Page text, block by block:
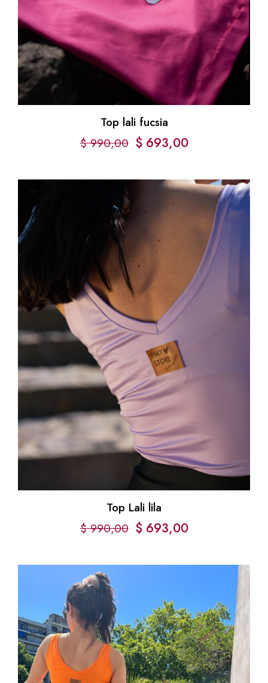
Top lali fucsia
$990,00 $693,00
Top Lali lila
$990,00 $693,00